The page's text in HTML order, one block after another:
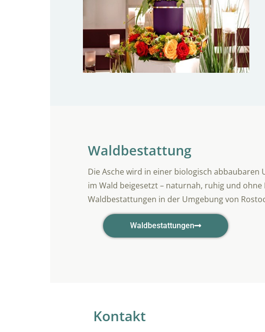
Waldbestattung
Die Asche wird in einer biologisch abbaubaren
im Wald beigesetzt – naturnah, ruhig und
Waldbestattungen in der Umgebung von
Waldbestattungen
Kontakt